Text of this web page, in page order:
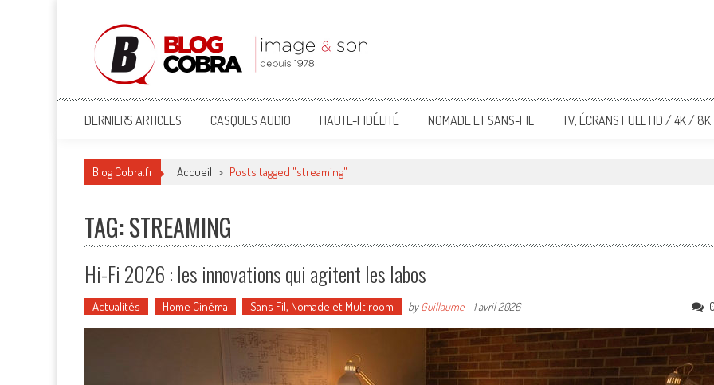
Blog Cobra
Toute l'actu Image & Son !
DERNIERS ARTICLES CASQUES AUDIO HAUTE-FIDÉLITÉ NOMADE ET SANS-FIL TV, ÉCRANS FULL HD / 4K / 8K
Blog Cobra.fr Accueil > Posts tagged "streaming"
TAG: STREAMING
Hi-Fi 2026 : les innovations qui agitent les labos
Actualités Home Cinéma Sans Fil, Nomade et Multiroom byGuillaume- 1 avril 2026